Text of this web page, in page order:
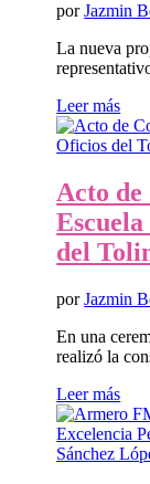
porJazmin
La nueva
Leer más
Acto
del
porJazmin
En una
realizó la
Leer más